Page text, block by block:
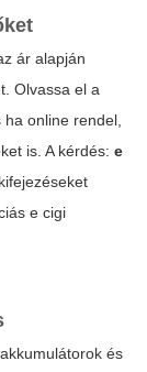
ár alapján
Olvassa el a
online rendel,
is. A kérdés: e
e cigi
és